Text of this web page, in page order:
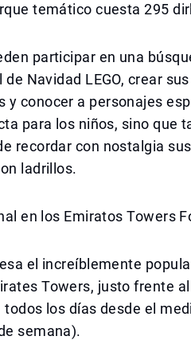
temático cuesta 295
participar en una
de Navidad LEGO, crear
y conocer a personajes
para los niños, sino que
recordar con nostalgia
ladrillos.
en los Emiratos Towers
el increíblemente
Towers, justo frente
todos los días desde el
semana).